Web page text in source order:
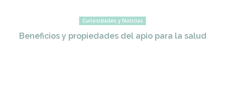
Curiosidades y Noticias
Beneficios y propiedades del apio para la salud